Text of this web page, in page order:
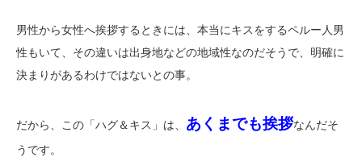
男性から女性へ挨拶するときには、本当にキスをするペルー人男
性もいて、その違いは出身地などの地域性なのだそうで、明確に
決まりがあるわけではないとの事。
だから、この「ハグ＆キス」は、 あくまでも挨拶なんだそ
うです。